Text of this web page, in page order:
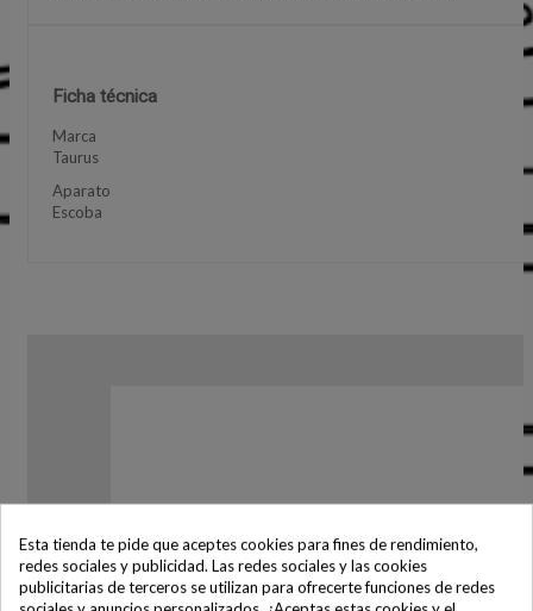
Ficha técnica
Marca
Taurus
Aparato
Escoba
Esta tienda te pide que aceptes cookies para fines de rendimiento,
redes sociales y publicidad. Las redes sociales y las cookies
publicitarias de terceros se utilizan para ofrecerte funciones de redes